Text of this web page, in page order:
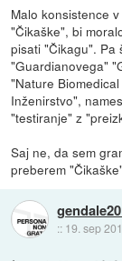
Malo konsistence
"Čikaške", bi
pisati "Čikagu". Pa
"Guardianovega"
"Nature
Inženirstvo",
"testiranje" z
Saj ne, da sem
preberem
:: 19. sep